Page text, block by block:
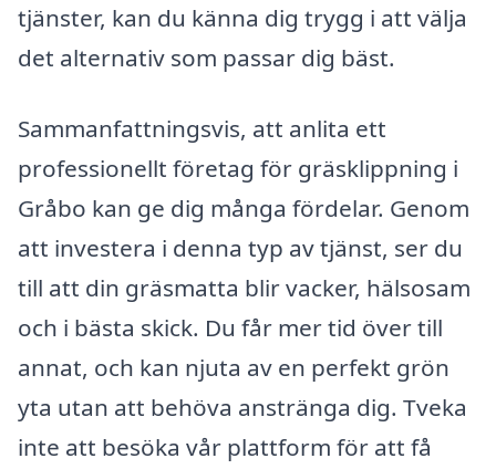
tjänster, kan du känna dig trygg i att välja
det alternativ som passar dig bäst.
Sammanfattningsvis, att anlita ett
professionellt företag för gräsklippning i
Gråbo kan ge dig många fördelar. Genom
att investera i denna typ av tjänst, ser du
till att din gräsmatta blir vacker, hälsosam
och i bästa skick. Du får mer tid över till
annat, och kan njuta av en perfekt grön
yta utan att behöva anstränga dig. Tveka
inte att besöka vår plattform för att få